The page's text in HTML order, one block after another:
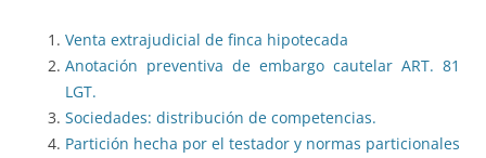
Venta extrajudicial de finca hipotecada
Anotación preventiva de embargo cautelar ART. 81
LGT.
Sociedades: distribución de competencias.
Partición hecha por el testador y normas particionales